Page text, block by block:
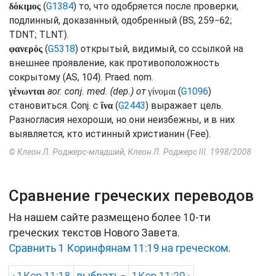
δόκιμος (G1384) то, что одобряется после проверки,
подлинный, доказанный, одобренный (BS, 259−62;
TDNT; TLNT).
φανερός (G5318) открытый, видимый, со ссылкой на
внешнее проявление, как противоположность
сокрытому (AS, 104). Praed. nom.
γένωνται aor. conj. med. (dep.) от γίνομαι(G1096)
становиться. Conj. с ἵνα (G2443) выражает цель.
Разногласия нехороши, но они неизбежны, и в них
выявляется, кто истинный христианин (Fee).
© Клеон Л. Роджерс-младший, Клеон Л. Роджерс III. 1998/2008
Сравнение греческих переводов
На нашем сайте размещено более 10-ти
греческих текстов Нового Завета.
Сравнить 1 Коринфянам 11:19 на греческом.